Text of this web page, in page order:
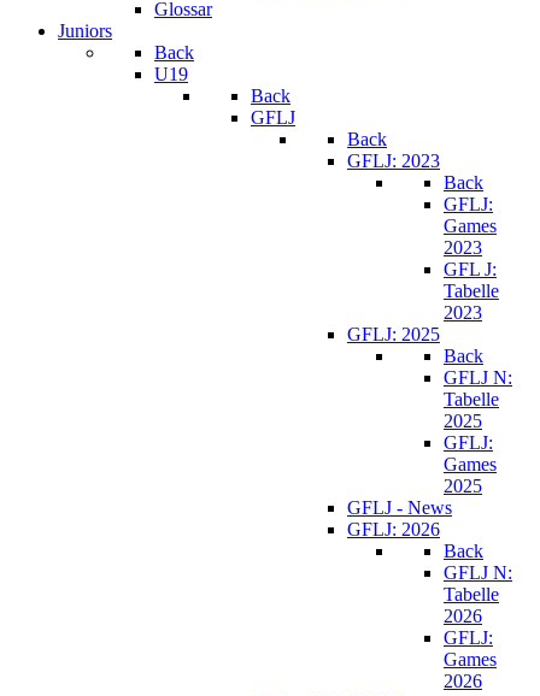
Glossar
Juniors
Back
U19
Back
GFLJ
Back
GFLJ: 2023
Back
GFLJ:
Games
2023
GFL J:
Tabelle
2023
GFLJ: 2025
Back
GFLJ N:
Tabelle
2025
GFLJ:
Games
2025
GFLJ - News
GFLJ: 2026
Back
GFLJ N:
Tabelle
2026
GFLJ:
Games
2026